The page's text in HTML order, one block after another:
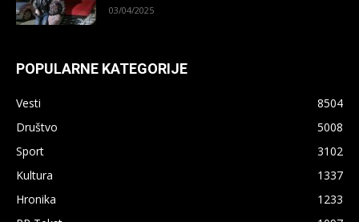
03/04/2025
POPULARNE KATEGORIJE
Vesti
8504
Društvo
5008
Sport
3102
Kultura
1337
Hronika
1233